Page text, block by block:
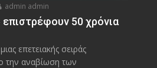
admin admin
50 χρόνια
επετειακής σειράς
την αναβίωση των